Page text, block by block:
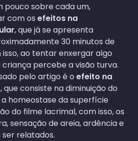
pouco sobre cada um,
com os efeitos na
, que já se apresenta
30 minutos de
isso, ao tentar enxergar algo
percebe a visão turva.
pelo artigo é o efeito na
, que consiste na diminuição do
homeostase da superfície
do filme lacrimal, com isso, os
sensação de areia, ardência e
relatados.